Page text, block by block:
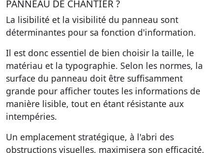
PANNEAU DE CHANTIER ?
La lisibilité et la visibilité du panneau sont
déterminantes pour sa fonction d'information.
Il est donc essentiel de bien choisir la taille, le
matériau et la typographie. Selon les normes, la
surface du panneau doit être suffisamment
grande pour afficher toutes les informations de
manière lisible, tout en étant résistante aux
intempéries.
Un emplacement stratégique, à l'abri des
obstructions visuelles, maximisera son efficacité.